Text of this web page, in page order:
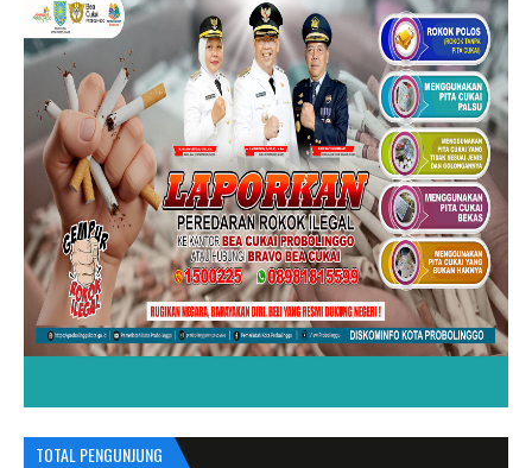
TOTAL PENGUNJUNG